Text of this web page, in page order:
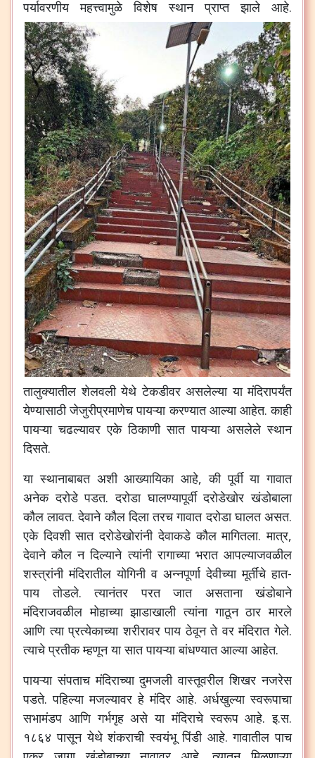
पर्यावरणीय महत्त्वामुळे विशेष स्थान प्राप्त झाले आहे.
तालुक्यातील शेलवली येथे टेकडीवर असलेल्या या मंदिरापर्यंत
येण्यासाठी जेजुरीप्रमाणेच पायऱ्या करण्यात आल्या आहेत. काही
पायऱ्या चढल्यावर एके ठिकाणी सात पायऱ्या असलेले स्थान
दिसते.
या स्थानाबाबत अशी आख्यायिका आहे, की पूर्वी या गावात
अनेक दरोडे पडत. दरोडा घालण्यापूर्वी दरोडेखोर खंडोबाला
कौल लावत. देवाने कौल दिला तरच गावात दरोडा घालत असत.
एके दिवशी सात दरोडेखोरांनी देवाकडे कौल मागितला. मात्र,
देवाने कौल न दिल्याने त्यांनी रागाच्या भरात आपल्याजवळील
शस्त्रांनी मंदिरातील योगिनी व अन्नपूर्णा देवीच्या मूर्तींचे हात-
पाय तोडले. त्यानंतर परत जात असताना खंडोबाने
मंदिराजवळील मोहाच्या झाडाखाली त्यांना गाठून ठार मारले
आणि त्या प्रत्येकाच्या शरीरावर पाय ठेवून ते वर मंदिरात गेले.
त्याचे प्रतीक म्हणून या सात पायऱ्या बांधण्यात आल्या आहेत.
पायऱ्या संपताच मंदिराच्या दुमजली वास्तूवरील शिखर नजरेस
पडते. पहिल्या मजल्यावर हे मंदिर आहे. अर्धखुल्या स्वरूपाचा
सभामंडप आणि गर्भगृह असे या मंदिराचे स्वरूप आहे. इ.स.
१८६४ पासून येथे शंकराची स्वयंभू पिंडी आहे. गावातील पाच